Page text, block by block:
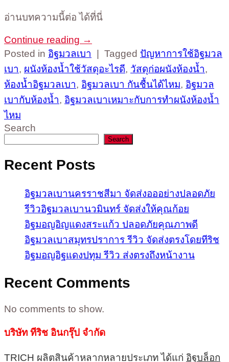
อ่านบทความนี้ต่อ ได้ที่นี่
Continue reading →
Posted in อิฐมวลเบา Tagged ปัญหาการใช้อิฐมวล
เบา, ผนังห้องน้ำใช้วัสดุอะไรดี, วัสดุก่อผนังห้องน้ำ,
ห้องน้ำอิฐมวลเบา, อิฐมวลเบา กันชื้นได้ไหม, อิฐมวล
เบากับห้องน้ำ, อิฐมวลเบาเหมาะกับการทำผนังห้องน้ำ
ไหม
Search
Search
Recent Posts
อิฐมวลเบานครราชสีมา จัดส่งอออย่างปลอดภัย
รีวิวอิฐมวลเบานวมินทร์ จัดส่งให้คุณก้อย
อิฐมอญอิญแดงสระแก้ว ปลอดภัยคุณภาพดี
อิฐมวลเบาสมุทรปราการ รีวิว จัดส่งตรงโดยทีริช
อิฐมอญอิฐแดงปทุม รีวิว ส่งตรงถึงหน้างาน
Recent Comments
No comments to show.
บริษัท ทีริช อินกรุ๊ป จำกัด
TRICH ผลิตสินค้าหลากหลายประเภท ได้แก่ อิฐบล็อก